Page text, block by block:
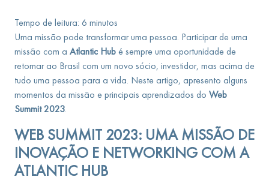
Tempo de leitura: 6 minutos
Uma missão pode transformar uma pessoa. Participar de uma
missão com a Atlantic Hub é sempre uma oportunidade de
retornar ao Brasil com um novo sócio, investidor, mas acima de
tudo uma pessoa para a vida. Neste artigo, apresento alguns
momentos da missão e principais aprendizados do Web
Summit 2023.
WEB SUMMIT 2023: UMA MISSÃO DE
INOVAÇÃO E NETWORKING COM A
ATLANTIC HUB